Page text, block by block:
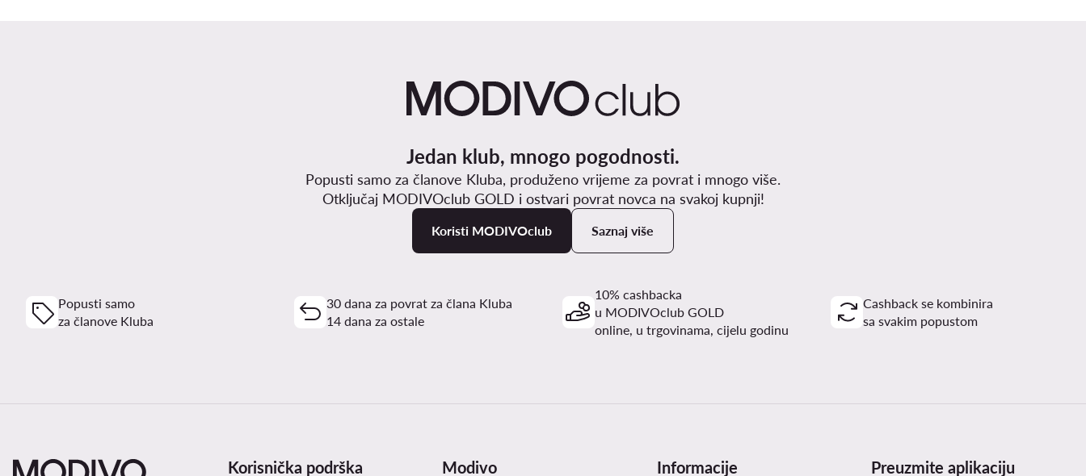
Jedan klub, mnogo pogodnosti.
Popusti samo za članove Kluba, produženo vrijeme za povrat i mnogo više.
Otključaj MODIVOclub GOLD i ostvari povrat novca na svakoj kupnji!
Koristi MODIVOclub Saznaj više
Popusti samo
za članove Kluba
30 dana za povrat za člana Kluba
14 dana za ostale
10% cashbacka
u MODIVOclub GOLD
online, u trgovinama, cijelu godinu
Cashback se kombinira
sa svakim popustom
Korisnička podrška Modivo Informacije Preuzmite aplikaciju